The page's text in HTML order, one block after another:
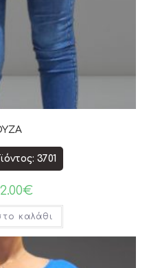
3701
€
καλάθι